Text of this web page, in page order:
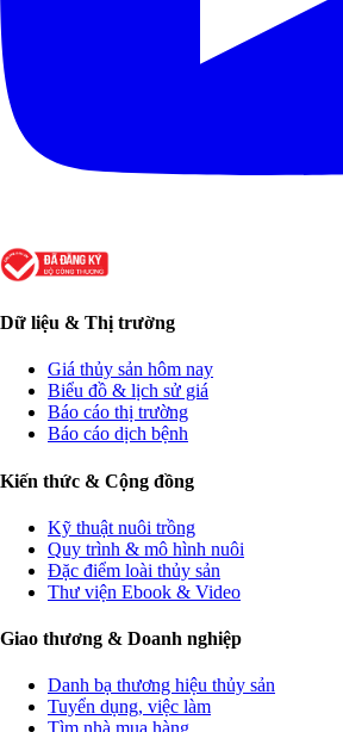
Dữ liệu & Thị trường
Giá thủy sản hôm nay
Biểu đồ & lịch sử giá
Báo cáo thị trường
Báo cáo dịch bệnh
Kiến thức & Cộng đồng
Kỹ thuật nuôi trồng
Quy trình & mô hình nuôi
Đặc điểm loài thủy sản
Thư viện Ebook & Video
Giao thương & Doanh nghiệp
Danh bạ thương hiệu thủy sản
Tuyển dụng, việc làm